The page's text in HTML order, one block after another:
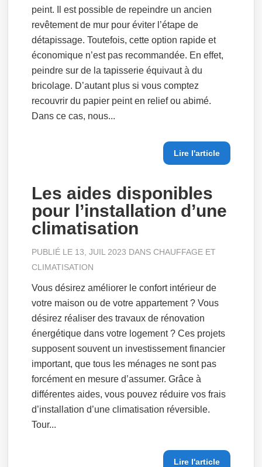
peint. Il est possible de repeindre un ancien
revêtement de mur pour éviter l’étape de
détapissage. Toutefois, cette option rapide et
économique n’est pas recommandée. En effet,
peindre sur de la tapisserie équivaut à du
bricolage. D’autant plus si vous comptez
recouvrir du papier peint en relief ou abimé.
Dans ce cas, nous...
Lire l'article
Les aides disponibles
pour l’installation d’une
climatisation
PUBLIÉ LE 13, JUIL 2023 DANSCHAUFFAGE ET
CLIMATISATION
Vous désirez améliorer le confort intérieur de
votre maison ou de votre appartement ? Vous
désirez réaliser des travaux de rénovation
énergétique dans votre logement ? Ces projets
supposent souvent un investissement financier
important, que tous les ménages ne sont pas
forcément en mesure d’assumer. Grâce à
différentes aides, vous pouvez réduire vos frais
d’installation d’une climatisation réversible.
Tour...
Lire l'article